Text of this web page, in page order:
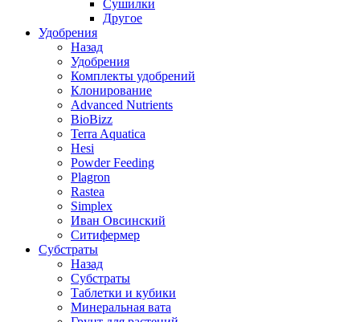
Сушилки
Другое
Удобрения
Назад
Удобрения
Комплекты удобрений
Клонирование
Advanced Nutrients
BioBizz
Terra Aquatica
Hesi
Powder Feeding
Plagron
Rastea
Simplex
Иван Овсинский
Ситифермер
Субстраты
Назад
Субстраты
Таблетки и кубики
Минеральная вата